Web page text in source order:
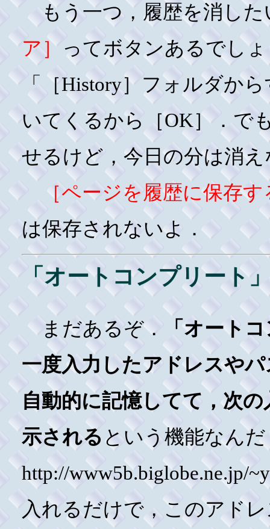
もう一つ，履歴を消した
ア］
ってボタンあるでし
「［History］フォルダか
いてくるから［OK］．で
せるけど，今日の分は消
［ページを履歴に保存
は保存されないよ．
「オートコンプリート
まだあるぞ．
「オート
一度入力したアドレスや
自動的に記憶してて，次
示される という機能なん
http://www5b.biglobe.ne.jp/
入れるだけで，このアド